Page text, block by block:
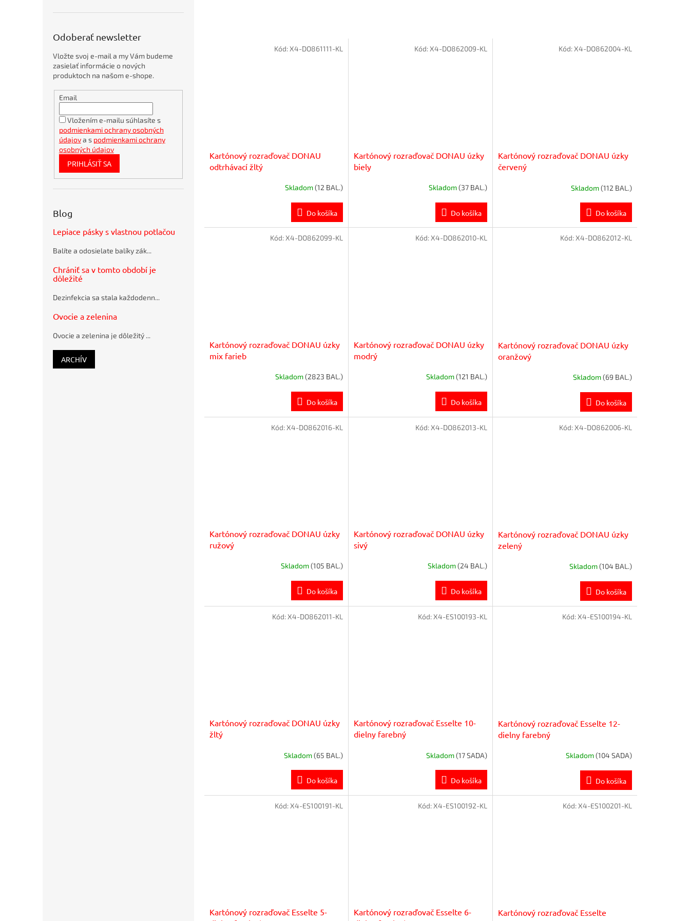
o
u
k
t
o
v
Obálky
360x275mm
Bambusové
pero
BORGO
STRAW
natur
Bublinkové
obálky
Guľôčkové
Schneider
plastové
voda
Rajec
12 x 0,33 ℓ
Odoberať newsletter
Vložte svoj e-mail a my Vám budeme
zasielať informácie o nových
produktoch na našom e-shope.
Email
Vložením e-mailu súhlasíte s
podmienkami ochrany osobných
údajova s podmienkami ochrany
osobných údajov
PRIHLÁSIŤ SA
Blog
Lepiace pásky s vlastnou potlačou
Balíte a odosielate balíky zák...
Chrániť sa v tomto období je
dôležité
Dezinfekcia sa stala každodenn...
Ovocie a zelenina
Ovocie a zelenina je dôležitý ...
ARCHÍV
Kartónový rozraďovač DONAU
odtrhávací žltý
Skladom(12 BAL.)
Do košíka
Kód:X4-DO861111-KL
Kartónový rozraďovač DONAU úzky
biely
Skladom(37 BAL.)
Do košíka
Kód:X4-DO862009-KL
Kartónový rozraďovač DONAU úzky
červený
Skladom(112 BAL.)
Do košíka
Kód:X4-DO862004-KL
Kartónový rozraďovač DONAU úzky
mix farieb
Skladom(2823 BAL.)
Do košíka
Kód:X4-DO862099-KL
Kartónový rozraďovač DONAU úzky
modrý
Skladom(121 BAL.)
Do košíka
Kód:X4-DO862010-KL
Kartónový rozraďovač DONAU úzky
oranžový
Skladom(69 BAL.)
Do košíka
Kód:X4-DO862012-KL
Kartónový rozraďovač DONAU úzky
ružový
Skladom(105 BAL.)
Do košíka
Kód:X4-DO862016-KL
Kartónový rozraďovač DONAU úzky
sivý
Skladom(24 BAL.)
Do košíka
Kód:X4-DO862013-KL
Kartónový rozraďovač DONAU úzky
zelený
Skladom(104 BAL.)
Do košíka
Kód:X4-DO862006-KL
Kartónový rozraďovač DONAU úzky
žltý
Skladom(65 BAL.)
Do košíka
Kód:X4-DO862011-KL
Kartónový rozraďovač Esselte 10-
dielny farebný
Skladom(17 SADA)
Do košíka
Kód:X4-ES100193-KL
Kartónový rozraďovač Esselte 12-
dielny farebný
Skladom(104 SADA)
Do košíka
Kód:X4-ES100194-KL
Kartónový rozraďovač Esselte 5-
Kód:X4-ES100191-KL
Kartónový rozraďovač Esselte 6-
Kód:X4-ES100192-KL
Kartónový rozraďovač Esselte
Kód:X4-ES100201-KL